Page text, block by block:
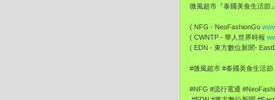
微風超市『泰國美食生活節
( NFG - NeoFashionGo
( CWNTP - 華人世界時報
( EDN - 東方數位新聞-
#微風超市 #泰國美食生活節
#NFG #流行電通